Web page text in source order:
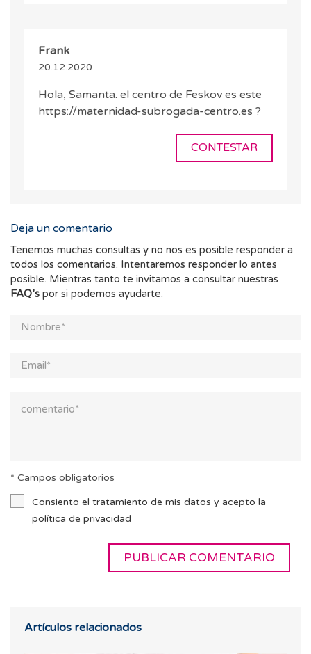
Frank
20.12.2020
Hola, Samanta. el centro de Feskov es este
https://maternidad-subrogada-centro.es ?
CONTESTAR
Deja un comentario
Tenemos muchas consultas y no nos es posible responder a
todos los comentarios. Intentaremos responder lo antes
posible. Mientras tanto te invitamos a consultar nuestras
FAQ’s por si podemos ayudarte.
* Campos obligatorios
Consiento el tratamiento de mis datos y acepto la
política de privacidad
Artículos relacionados